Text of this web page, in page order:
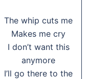
The whip cuts me
Makes me cry
I don’t want this
anymore
I’ll go there to the